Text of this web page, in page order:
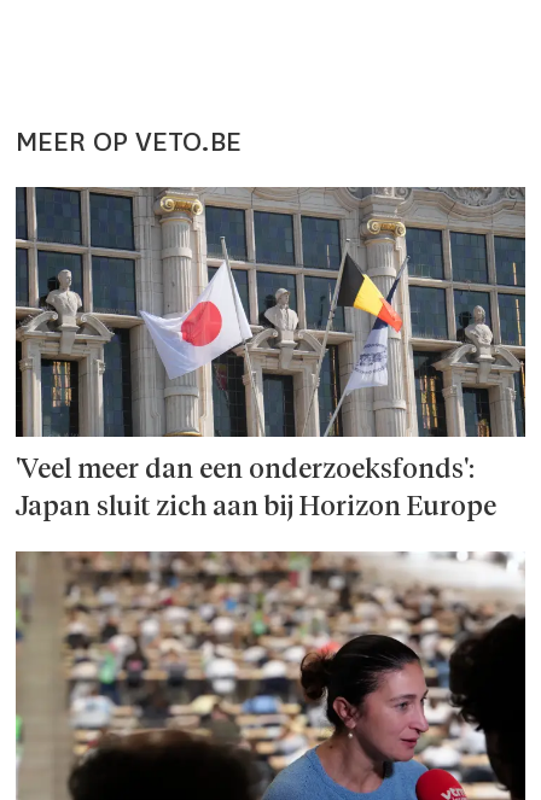
MEER OP VETO.BE
'Veel meer dan een onderzoeks­fonds':
Japan sluit zich aan bij Horizon Europe